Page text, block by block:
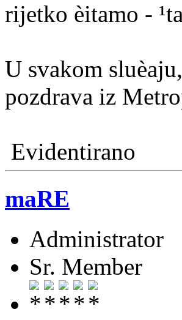
rijetko èitamo -
U svakom
pozdrava iz
Evidentirano
maRE
Administrator
Sr. Member